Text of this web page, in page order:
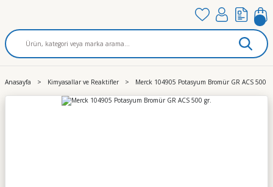
Anasayfa Kimyasallar ve Reaktifler Merck 104905 Potasyum Bromür GR ACS 500